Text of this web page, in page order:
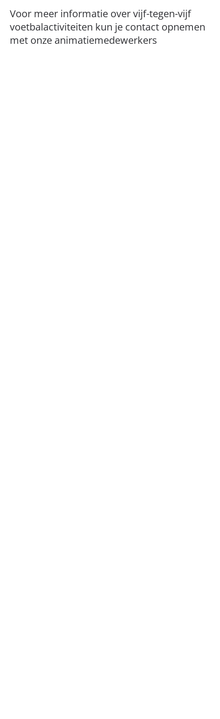
Voor meer informatie over vijf-tegen-vijf
voetbalactiviteiten kun je contact opnemen
met onze animatiemedewerkers